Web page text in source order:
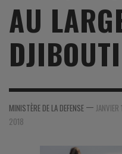
AU
DJIBOUTI
MINISTÈRE DE LA DEFENSE — JANVIER
2018